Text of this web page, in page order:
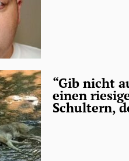
“Gib nicht
einen
Schultern,